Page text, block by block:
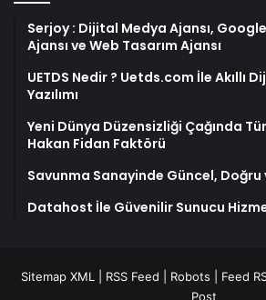
Serjoy : Dijital Medya Ajansı, Google
Ajansı ve Web Tasarım Ajansı
UETDS Nedir ? Uetds.com İle Akıllı
Yazılımı
Yeni Dünya Düzensizliği Çağında
Hakan Fidan Faktörü
Savunma Sanayinde Güncel,
Datahost İle Güvenilir Sunucu
Sitemap XML RSS Feed Robots Feed
Post